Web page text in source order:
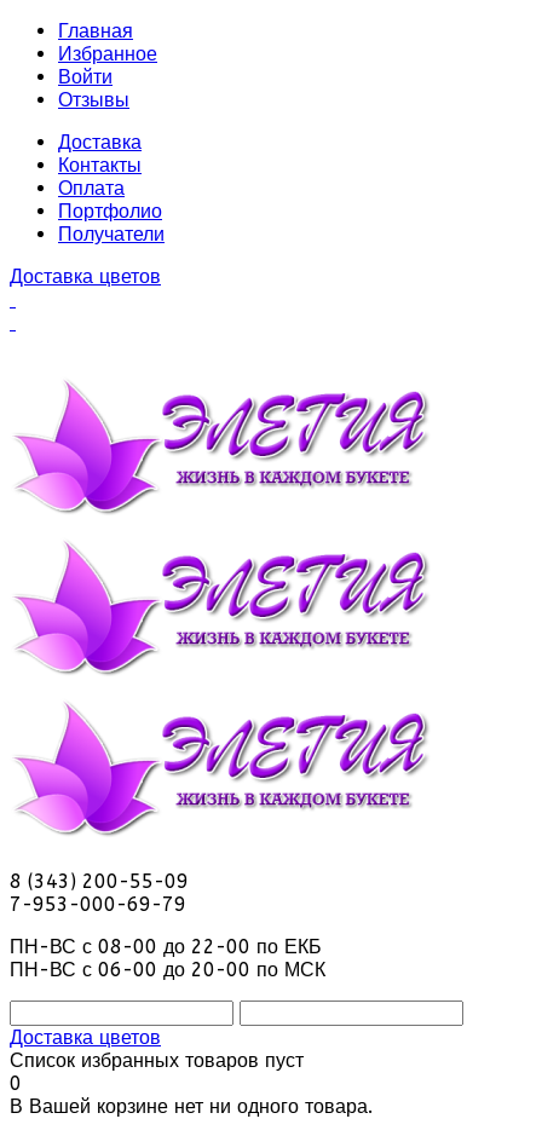
Главная
Избранное
Войти
Отзывы
Доставка
Контакты
Оплата
Портфолио
Получатели
Доставка цветов
8 (343) 200-55-09
7-953-000-69-79
ПН-ВС с 08-00 до 22-00 по ЕКБ
ПН-ВС с 06-00 до 20-00 по МСК
Доставка цветов
Список избранных товаров пуст
0
В Вашей корзине нет ни одного товара.